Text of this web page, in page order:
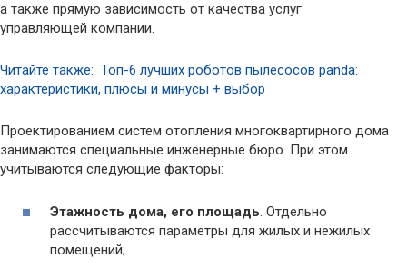
а также прямую зависимость от качества услуг
управляющей компании.
Читайте также: Топ-6 лучших роботов пылесосов panda:
характеристики, плюсы и минусы + выбор
Проектированием систем отопления многоквартирного дома
занимаются специальные инженерные бюро. При этом
учитываются следующие факторы:
Этажность дома, его площадь. Отдельно
рассчитываются параметры для жилых и нежилых
помещений;